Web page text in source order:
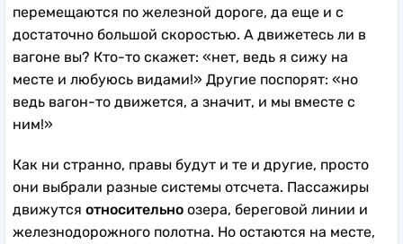
перемещаются по железной дороге, да еще и с
достаточно большой скоростью. А движетесь ли в
вагоне вы? Кто-то скажет: «нет, ведь я сижу на
месте и любуюсь видами!» Другие поспорят: «но
ведь вагон-то движется, а значит, и мы вместе с
ним!»
Как ни странно, правы будут и те и другие, просто
они выбрали разные системы отсчета. Пассажиры
движутся относительно озера, береговой линии и
железнодорожного полотна. Но остаются на месте,